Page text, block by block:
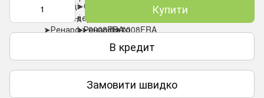
Купити
В кредит
Замовити швидко